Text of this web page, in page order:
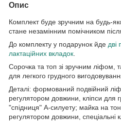
Опис
Комплект буде зручним на будь-
стане незамінним помічником
До комплекту у подарунок йде дві
лактаційних вкладок
Сорочка та топ зі зручним ліфом,
для легкого грудного
Деталі: формований подвійний
регулятором довжини, кліпси для
"спідниця" А-силуету; майка на
регулятором довжини, спеціальні